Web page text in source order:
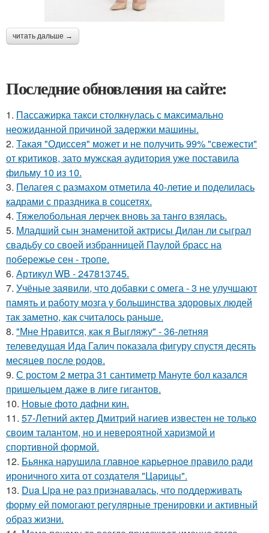
читать дальше →
Последние обновления на сайте:
1. Пассажирка такси столкнулась с максимально
неожиданной причиной задержки машины.
2. Такая "Одиссея" может и не получить 99% "свежести"
от критиков, зато мужская аудитория уже поставила
фильму 10 из 10.
3. Пелагея с размахом отметила 40-летие и поделилась
кадрами с праздника в соцсетях.
4. Тяжелобольная лерчек вновь за танго взялась.
5. Младший сын знаменитой актрисы Дилан ли сыграл
свадьбу со своей избранницей Паулой брасс на
побережье сен - тропе.
6. Артикул WB - 247813745.
7. Учёные заявили, что добавки с омега - 3 не улучшают
память и работу мозга у большинства здоровых людей
так заметно, как считалось раньше.
8. "Мне Нравится, как я Выгляжу" - 36-летняя
телеведущая Ида Галич показала фигуру спустя десять
месяцев после родов.
9. С ростом 2 метра 31 сантиметр Мануте бол казался
пришельцем даже в лиге гигантов.
10. Новые фото дафни кин.
11. 57-Летний актер Дмитрий нагиев известен не только
своим талантом, но и невероятной харизмой и
спортивной формой.
12. Бьянка нарушила главное карьерное правило ради
ироничного хита от создателя "Царицы".
13. Dua Lipa не раз признавалась, что поддерживать
форму ей помогают регулярные тренировки и активный
образ жизни.